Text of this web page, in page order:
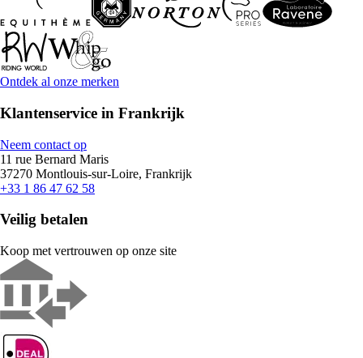
Ontdek al onze merken
Klantenservice in Frankrijk
Neem contact op
11 rue Bernard Maris
37270 Montlouis-sur-Loire, Frankrijk
+33 1 86 47 62 58
Veilig betalen
Koop met vertrouwen op onze site